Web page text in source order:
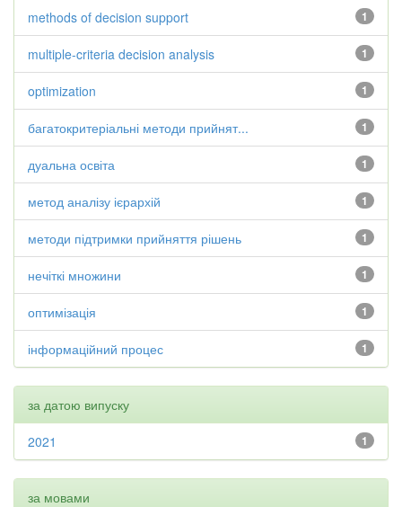
1
methods of decision support
1
multiple-criteria decision analysis
1
optimization
1
багатокритеріальні методи прийнят...
1
дуальна освіта
1
метод аналізу ієрархій
1
методи підтримки прийняття рішень
1
нечіткі множини
1
оптимізація
1
інформаційний процес
за датою випуску
1
2021
за мовами